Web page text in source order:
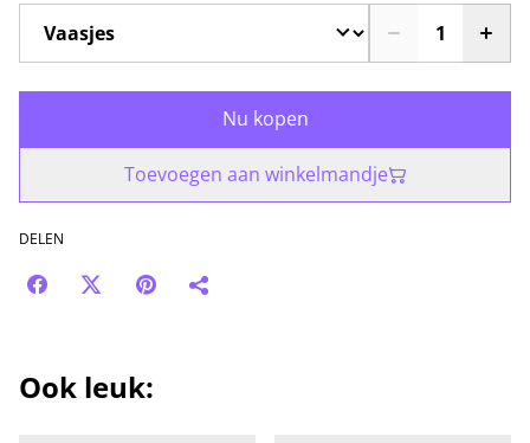
Nu kopen
Toevoegen aan winkelmandje
DELEN
Ook leuk: